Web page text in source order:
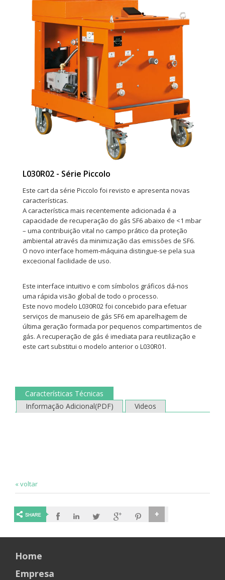
L030R02 - Série Piccolo
Este cart da série Piccolo foi revisto e apresenta novas
características.
A característica mais recentemente adicionada é a
capacidade de recuperação do gás SF6 abaixo de <1 mbar
– uma contribuição vital no campo prático da proteção
ambiental através da minimização das emissões de SF6.
O novo interface homem-máquina distingue-se pela sua
excecional facilidade de uso.
Este interface intuitivo e com símbolos gráficos dá-nos
uma rápida visão global de todo o processo.
Este novo modelo L030R02 foi concebido para efetuar
serviços de manuseio de gás SF6 em aparelhagem de
última geração formada por pequenos compartimentos de
gás. A recuperação de gás é imediata para reutilização e
este cart substitui o modelo anterior o L030R01.
Características Técnicas
Informação Adicional(PDF)
Videos
« voltar
Home
Empresa